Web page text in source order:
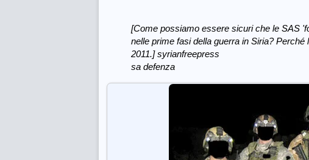
[Come possiamo essere sicuri che le SAS
nelle prime fasi della guerra in Siria?
2011.]syrianfreepress
sa defenza